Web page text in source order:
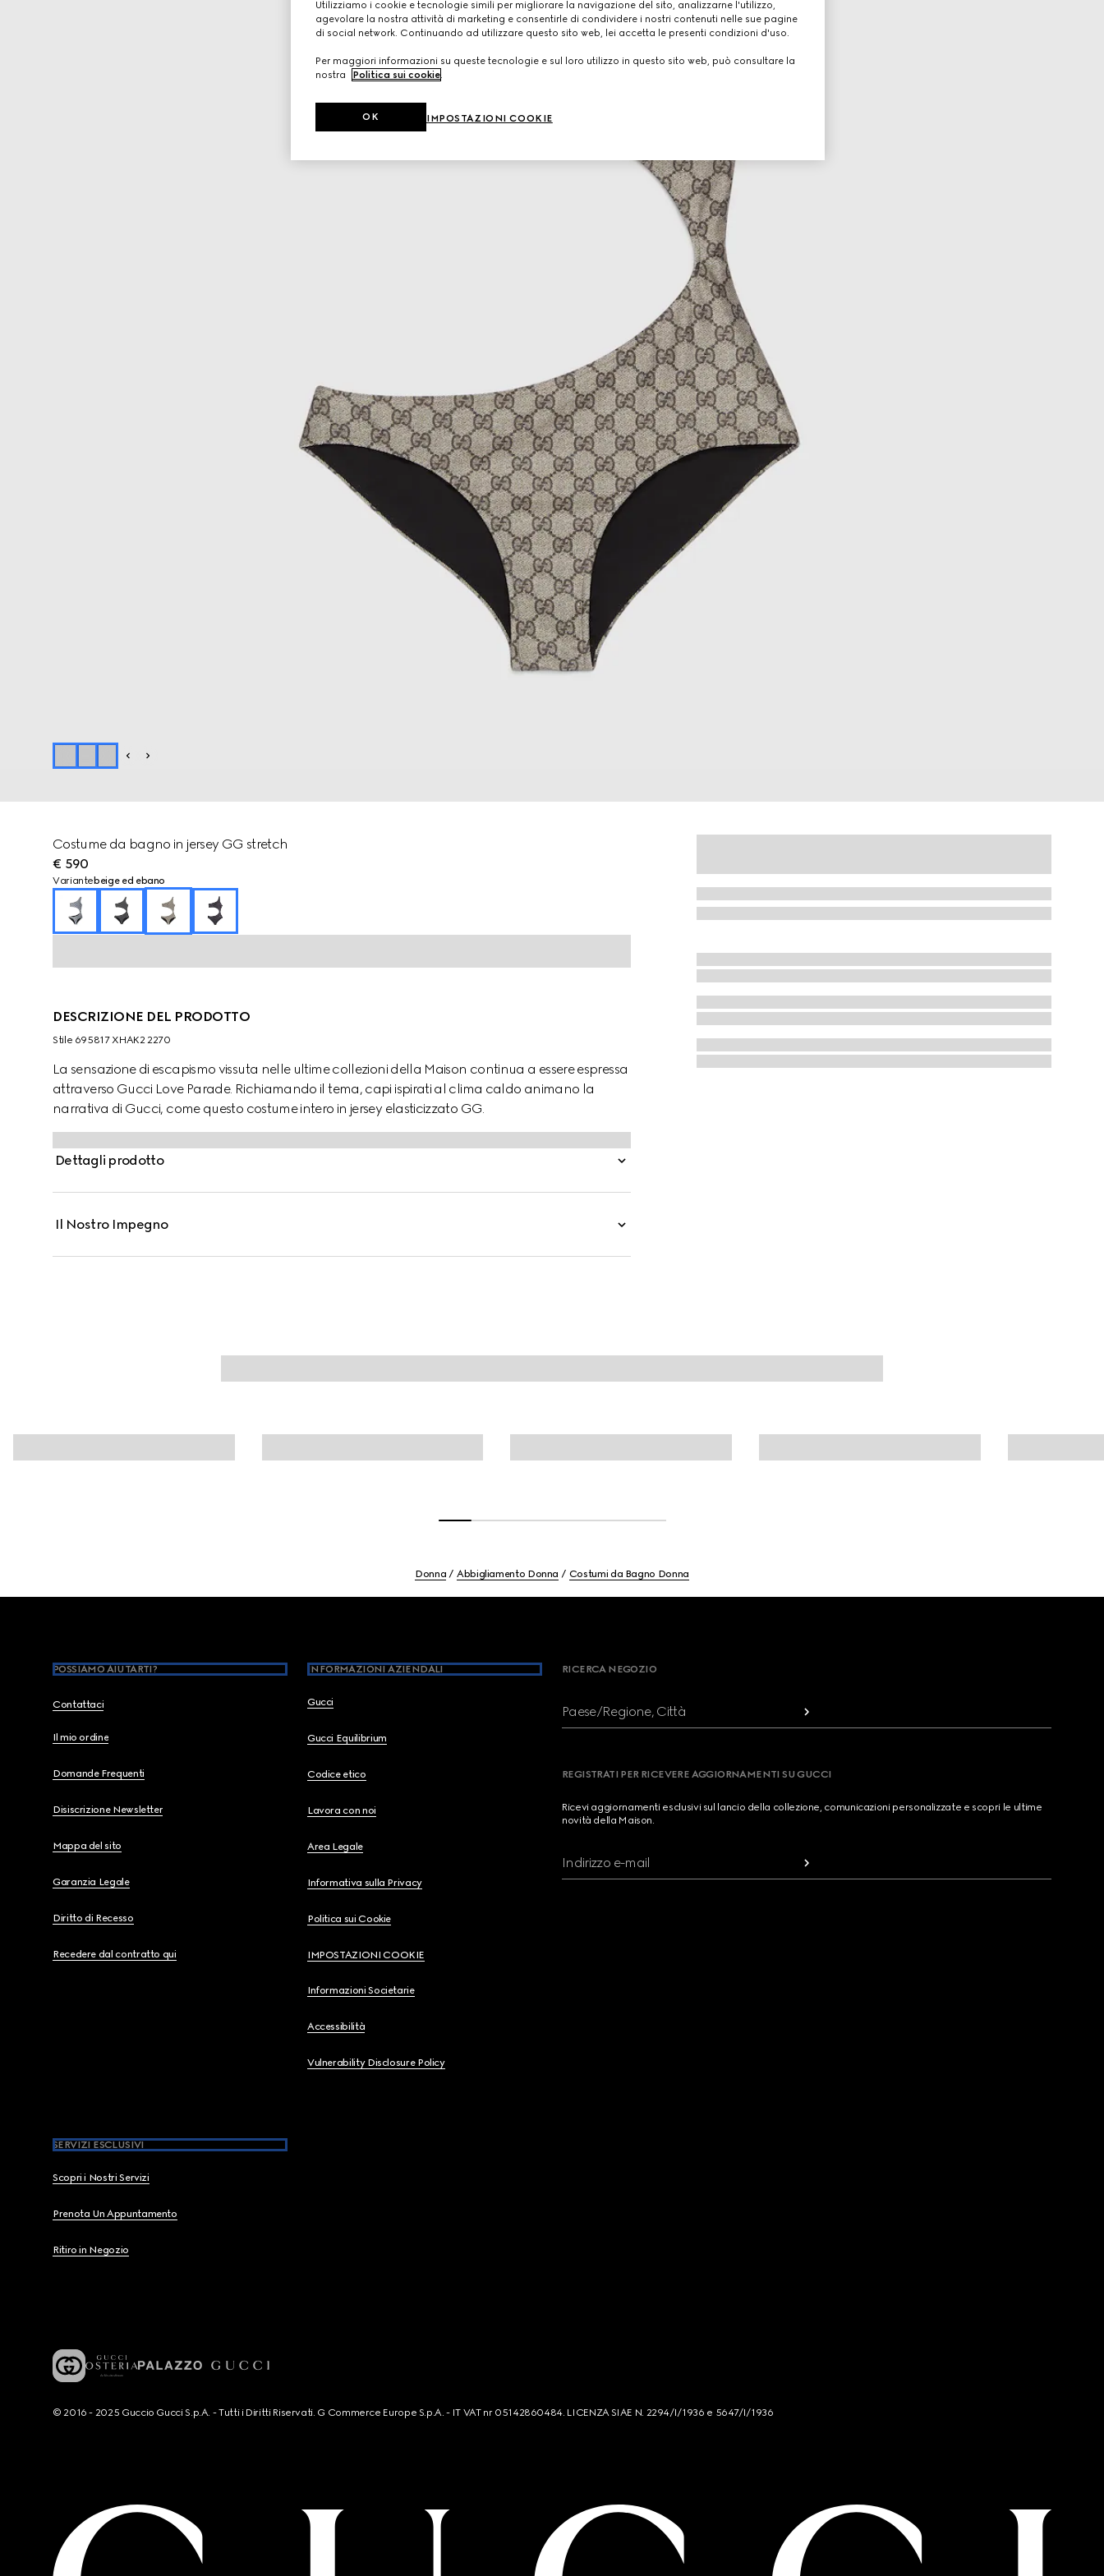
Costume da bagno in jersey GG stretch
€ 590
Variante beige ed ebano
DESCRIZIONE DEL PRODOTTO
Stile ‎695817 XHAK2 2270
La sensazione di escapismo vissuta nelle ultime collezioni della Maison continua a essere espressa
attraverso Gucci Love Parade. Richiamando il tema, capi ispirati al clima caldo animano la
narrativa di Gucci, come questo costume intero in jersey elasticizzato GG.
Dettagli prodotto
Il Nostro Impegno
Donna Abbigliamento Donna Costumi da Bagno Donna
POSSIAMO AIUTARTI?
Contattaci
Il mio ordine
Domande Frequenti
Disiscrizione Newsletter
Mappa del sito
Garanzia Legale
Diritto di Recesso
Recedere dal contratto qui
INFORMAZIONI AZIENDALI
Gucci
Gucci Equilibrium
Codice etico
Lavora con noi
Area Legale
Informativa sulla Privacy
Politica sui Cookie
IMPOSTAZIONI COOKIE
Informazioni Societarie
Accessibilità
Vulnerability Disclosure Policy
SERVIZI ESCLUSIVI
Scopri i Nostri Servizi
Prenota Un Appuntamento
Ritiro in Negozio
RICERCA NEGOZIO
Paese/Regione, Città
REGISTRATI PER RICEVERE AGGIORNAMENTI SU GUCCI
Ricevi aggiornamenti esclusivi sul lancio della collezione, comunicazioni personalizzate e scopri le ultime
novità della Maison.
Indirizzo e-mail
© 2016 - 2025 Guccio Gucci S.p.A. - Tutti i Diritti Riservati. G Commerce Europe S.p.A. - IT VAT nr 05142860484. LICENZA SIAE N. 2294/I/1936 e 5647/I/1936
Utilizziamo i cookie e tecnologie simili per migliorare la navigazione del sito, analizzarne l'utilizzo,
agevolare la nostra attività di marketing e consentirle di condividere i nostri contenuti nelle sue pagine
di social network. Continuando ad utilizzare questo sito web, lei accetta le presenti condizioni d'uso.
Per maggiori informazioni su queste tecnologie e sul loro utilizzo in questo sito web, può consultare la
nostra
Politica sui cookie.
IMPOSTAZIONI COOKIE
OK